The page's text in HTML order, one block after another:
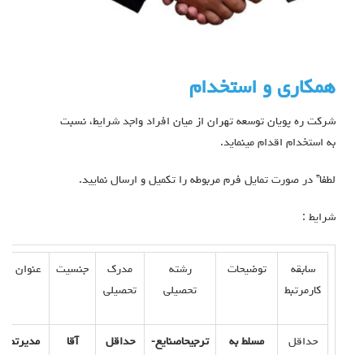
همکاری و استخدام
شرکت ره پویان توسعه تهران از میان افراد واجد شرایط، نسبت
به استخدام اقدام مینماید.
لطفا” در صورت تمایل فرم مربوطه را تکمیل و ارسال نمایید.
شرایط :
سابقه
کارمرتبط
توضیحات
رشته
تحصیلی
مدرک
تحصیلی
جنسیت عنوان
حداقل
مسلط به
ترجیحاصنایع-
حداقل
آقا